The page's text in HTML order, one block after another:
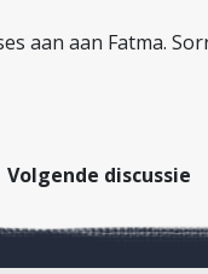
aan aan Fatma.
Volgende discussie